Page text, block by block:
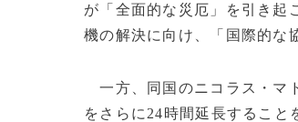
が「全面的な災厄」を引き起
機の解決に向け、「国際的な
一方、同国のニコラス・マ
をさらに24時間延長するこ